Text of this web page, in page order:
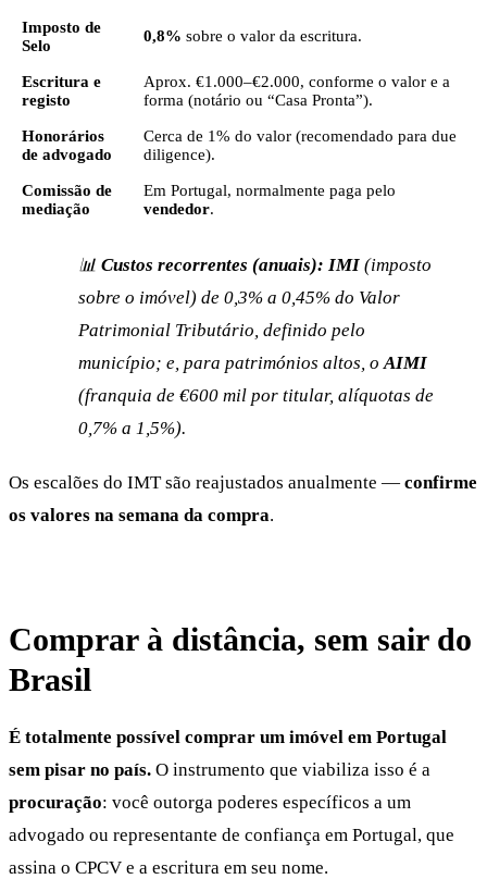
Imposto de
Selo
0,8% sobre o valor da escritura.
Escritura e
registo
Aprox. €1.000–€2.000, conforme o valor e a
forma (notário ou “Casa Pronta”).
Honorários
de advogado
Cerca de 1% do valor (recomendado para due
diligence).
Comissão de
mediação
Em Portugal, normalmente paga pelo
vendedor.
📊 Custos recorrentes (anuais): IMI (imposto
sobre o imóvel) de 0,3% a 0,45% do Valor
Patrimonial Tributário, definido pelo
município; e, para patrimónios altos, oAIMI
(franquia de €600 mil por titular, alíquotas de
0,7% a 1,5%).
Os escalões do IMT são reajustados anualmente — confirme
os valores na semana da compra.
Comprar à distância, sem sair do
Brasil
É totalmente possível comprar um imóvel em Portugal
sem pisar no país. O instrumento que viabiliza isso é a
procuração: você outorga poderes específicos a um
advogado ou representante de confiança em Portugal, que
assina o CPCV e a escritura em seu nome.